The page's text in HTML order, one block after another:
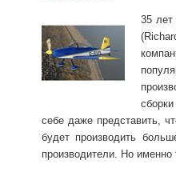
35
себе даже представить,
будет производить
производители. Но именно